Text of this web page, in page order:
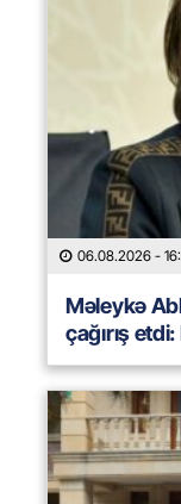
06.08.2026 -
Məleykə
çağırış